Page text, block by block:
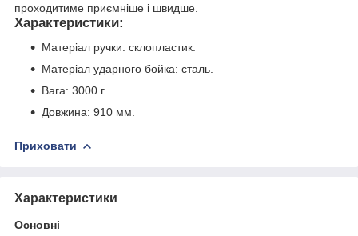
проходитиме приємніше і швидше.
Характеристики:
Матеріал ручки: склопластик.
Матеріал ударного бойка: сталь.
Вага: 3000 г.
Довжина: 910 мм.
Приховати
Характеристики
Основні